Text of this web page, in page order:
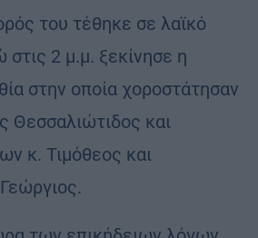
του τέθηκε σε λαϊκό
2 μ.μ. ξεκίνησε η
στην οποία χοροστάτησαν
Θεσσαλιώτιδος και
κ. Τιμόθεος και